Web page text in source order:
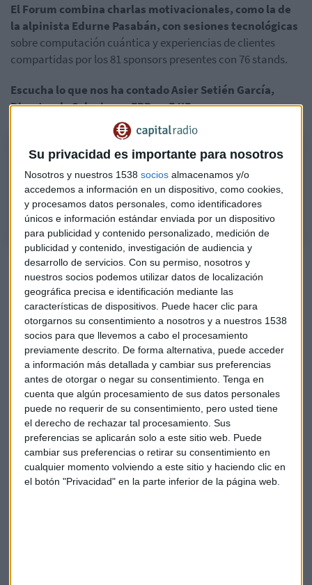
Su privacidad es importante para nosotros
Nosotros y nuestros 1538 socios almacenamos y/o
accedemos a información en un dispositivo, como cookies,
y procesamos datos personales, como identificadores
únicos e información estándar enviada por un dispositivo
para publicidad y contenido personalizado, medición de
publicidad y contenido, investigación de audiencia y
desarrollo de servicios. Con su permiso, nosotros y
nuestros socios podemos utilizar datos de localización
geográfica precisa e identificación mediante las
características de dispositivos. Puede hacer clic para
otorgarnos su consentimiento a nosotros y a nuestros 1538
socios para que llevemos a cabo el procesamiento
previamente descrito. De forma alternativa, puede acceder
a información más detallada y cambiar sus preferencias
antes de otorgar o negar su consentimiento. Tenga en
cuenta que algún procesamiento de sus datos personales
puede no requerir de su consentimiento, pero usted tiene
el derecho de rechazar tal procesamiento. Sus
preferencias se aplicarán solo a este sitio web. Puede
cambiar sus preferencias o retirar su consentimiento en
cualquier momento volviendo a este sitio y haciendo clic en
el botón "Privacidad" en la parte inferior de la página web.
El Forum combina charlas motivacionales, como la de
la alpinista Edurne Pasabán, con sesiones tecnológicas
sobre computación cuántica y experiencias de clientes
compartidas por los 81 sponsors presentes con 76 stands.
Escucha lo que nos ha contado Asier Setién García,
Director de Soluciones ERP en EJIE
El ecosistema SAP se enfrenta a su mayor disrupción tecnológica
Asier Setién García analiza los retos de la transformación digital tras el
Forum AUSAPE celebrado en Santiago de Compostela.
Un momento clave para las empresas
El ecosistema SAP atraviesa un momento crítico de
transformación. Setién García recuerda que la compañía
nace en 1972 con la solución R2, seguida del exitoso SAP R3.
Años después, SAP anuncia el cambio al modelo de base de
datos HANA con la solución S4 HANA, incorporando el
modelo cloud.
La mayor disrupción llega en mayo con el anuncio de
Autonomous Enterprise, una plataforma integrada con
agentes de inteligencia artificial para automatizar y
simplificar procesos de manera masiva.El reto principal
para las empresas se concentra entre 2027,cuando
finaliza el mantenimiento actual, y 2030, límite del